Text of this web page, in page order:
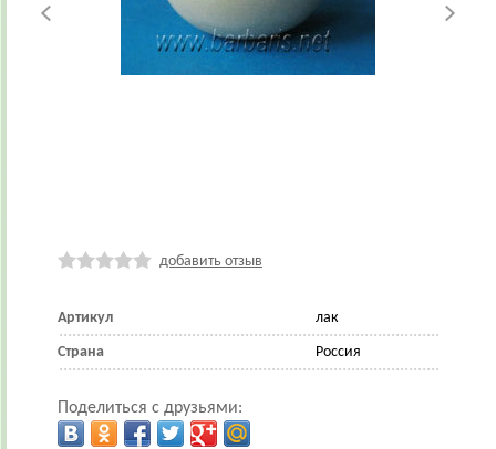
добавить отзыв
Артикул лак
Страна Россия
Поделиться с друзьями: